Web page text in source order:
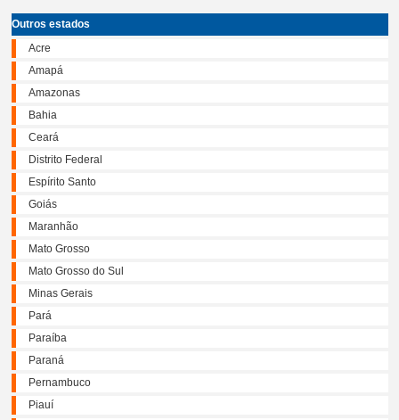
Outros estados
Acre
Amapá
Amazonas
Bahia
Ceará
Distrito Federal
Espírito Santo
Goiás
Maranhão
Mato Grosso
Mato Grosso do Sul
Minas Gerais
Pará
Paraíba
Paraná
Pernambuco
Piauí